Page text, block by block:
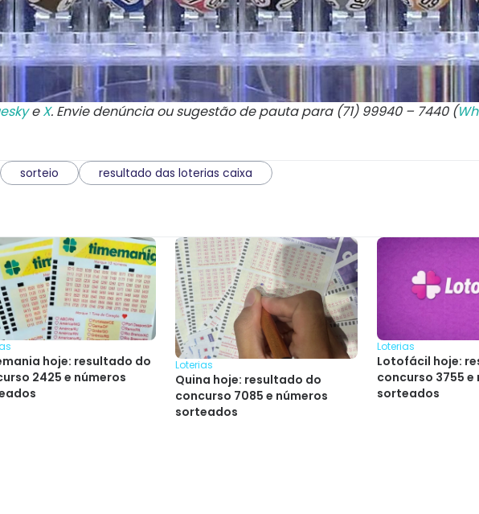
eX. Envie denúncia ou sugestão de pauta para (71) 99940 – 7440 (
sorteio resultado das loterias caixa
hoje: resultado do
2425 e números
Loterias
Quina hoje: resultado do
concurso 7085 e números
sorteados
Loterias
Lotofácil hoje:
concurso 3755 e
sorteados